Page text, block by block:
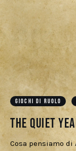
GIOCHI DI RUOLO
The Quiet
Cosa pensiamo